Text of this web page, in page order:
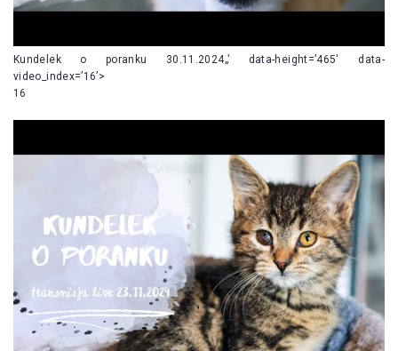
Kundelek o poranku 30.11.2024„’ data-height=’465′ data-
video_index=’16’>
16